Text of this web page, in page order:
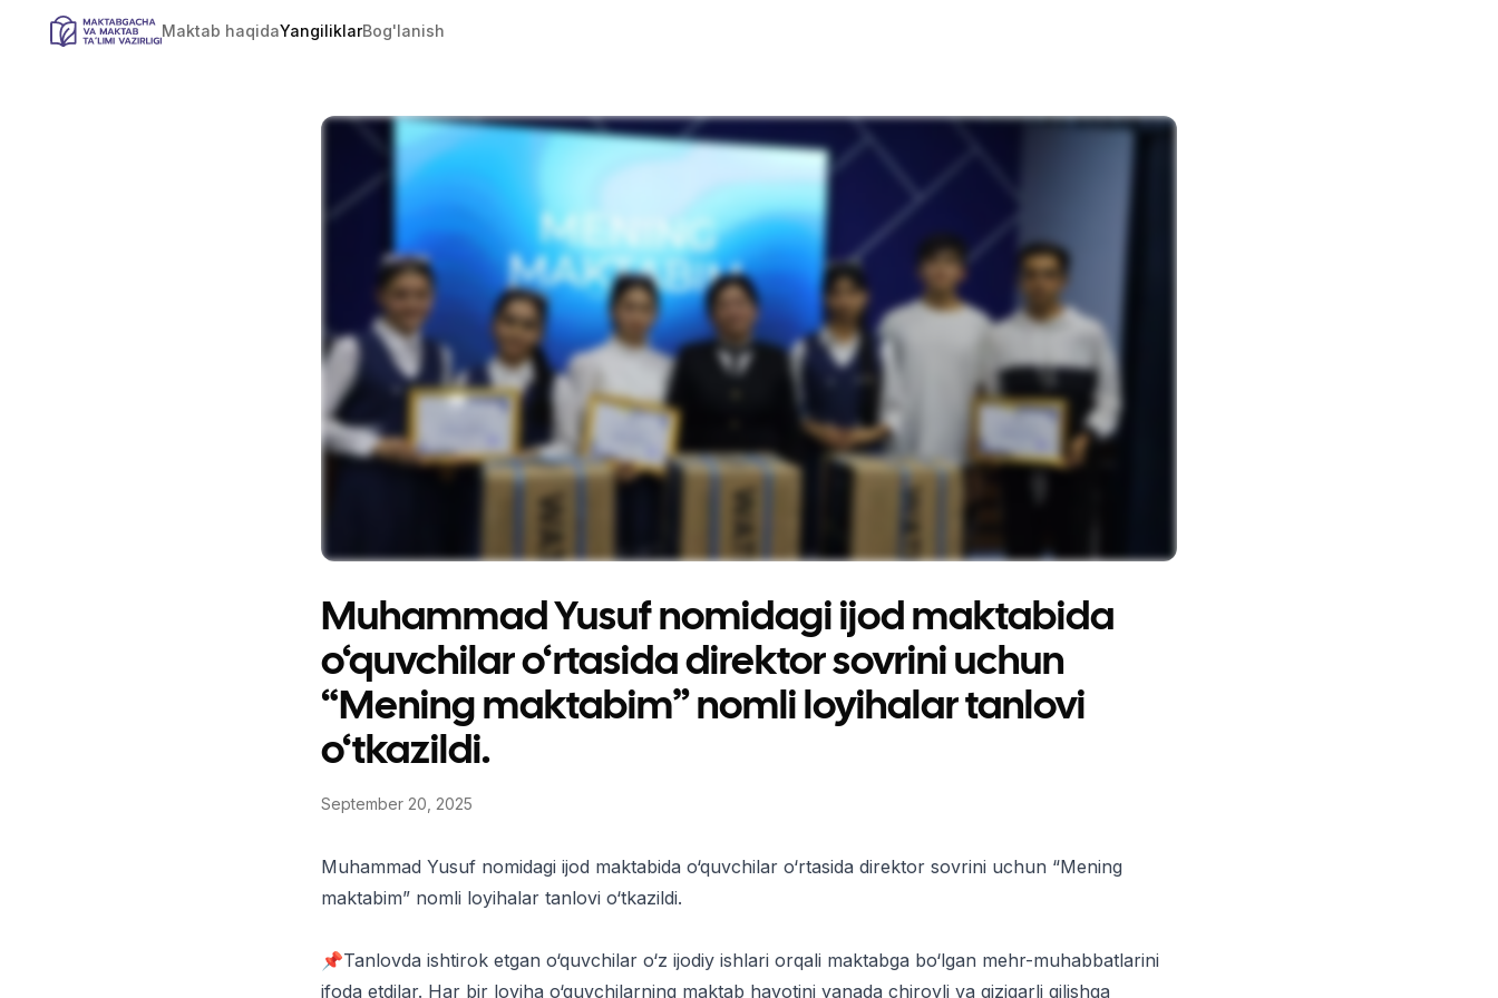
Maktab haqidaYangiliklarBog'lanish
Muhammad Yusuf nomidagi ijod maktabida
o‘quvchilar o‘rtasida direktor sovrini uchun
“Mening maktabim” nomli loyihalar tanlovi
o‘tkazildi.
September 20, 2025
Muhammad Yusuf nomidagi ijod maktabida o‘quvchilar o‘rtasida direktor sovrini uchun “Mening
maktabim” nomli loyihalar tanlovi o‘tkazildi.
📌Tanlovda ishtirok etgan o‘quvchilar o‘z ijodiy ishlari orqali maktabga bo‘lgan mehr-muhabbatlarini
ifoda etdilar. Har bir loyiha o‘quvchilarning maktab hayotini yanada chiroyli va qiziqarli qilishga